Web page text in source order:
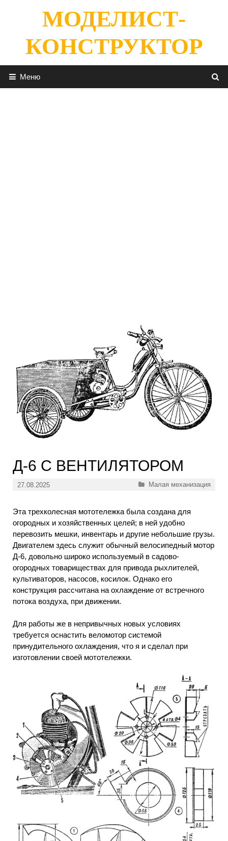
содержимомуМОДЕЛИСТ-
КОНСТРУКТОР
Меню
Д-6 С ВЕНТИЛЯТОРОМ
27.08.2025 Рубрики
Малая механизация
Эта трехколесная мототележка была создана для
огородных и хозяйственных целей; в ней удобно
перевозить мешки, инвентарь и другие небольшие грузы.
Двигателем здесь служит обычный велосипедный мотор
Д-6, довольно широко используемый в садово-
огородных товариществах для привода рыхлителей,
культиваторов, насосов, косилок. Однако его
конструкция рассчитана на охлаждение от встречного
потока воздуха, при движении.
Для работы же в непривычных новых условиях
требуется оснастить веломотор системой
принудительного охлаждения, что я и сделал при
изготовлении своей мототележки.